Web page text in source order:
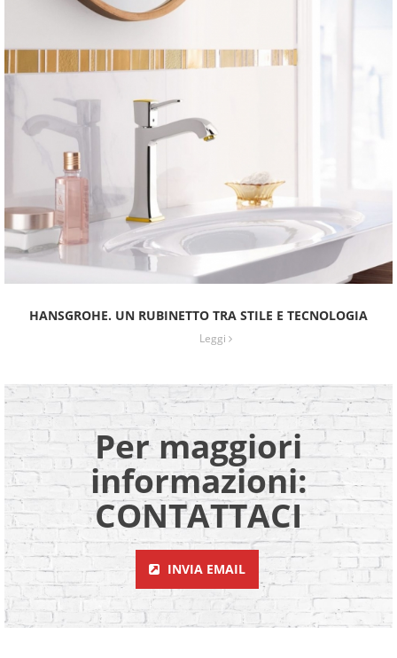
HANSGROHE. UN RUBINETTO TRA STILE E TECNOLOGIA
Leggi
Per maggiori
informazioni:
CONTATTACI
INVIA EMAIL